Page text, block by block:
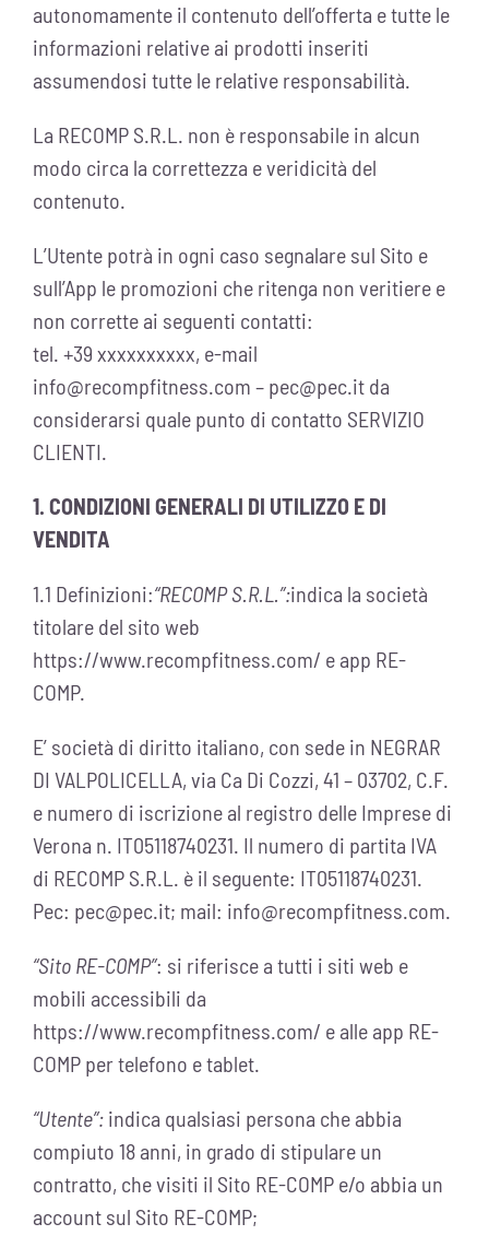
autonomamente il contenuto dell’offerta e tutte le
informazioni relative ai prodotti inseriti
assumendosi tutte le relative responsabilità.
La RECOMP S.R.L. non è responsabile in alcun
modo circa la correttezza e veridicità del
contenuto.
L’Utente potrà in ogni caso segnalare sul Sito e
sull’App le promozioni che ritenga non veritiere e
non corrette ai seguenti contatti:
tel. +39 xxxxxxxxxx, e-mail
info@recompfitness.com – pec@pec.itda
considerarsi quale punto di contatto SERVIZIO
CLIENTI.
1. CONDIZIONI GENERALI DI UTILIZZO E DI
VENDITA
1.1 Definizioni:“RECOMP S.R.L.”:indica la società
titolare del sito web
https://www.recompfitness.com/ e app RE-
COMP.
E’ società di diritto italiano, con sede in NEGRAR
DI VALPOLICELLA, via Ca Di Cozzi, 41 – 03702, C.F.
e numero di iscrizione al registro delle Imprese di
Verona n. IT05118740231. Il numero di partita IVA
di RECOMP S.R.L. è il seguente: IT05118740231.
Pec: pec@pec.it; mail: info@recompfitness.com.
“Sito RE-COMP”: si riferisce a tutti i siti web e
mobili accessibili da
https://www.recompfitness.com/ e alle app RE-
COMP per telefono e tablet.
“Utente”:indica qualsiasi persona che abbia
compiuto 18 anni, in grado di stipulare un
contratto, che visiti il Sito RE-COMP e/o abbia un
account sul Sito RE-COMP;